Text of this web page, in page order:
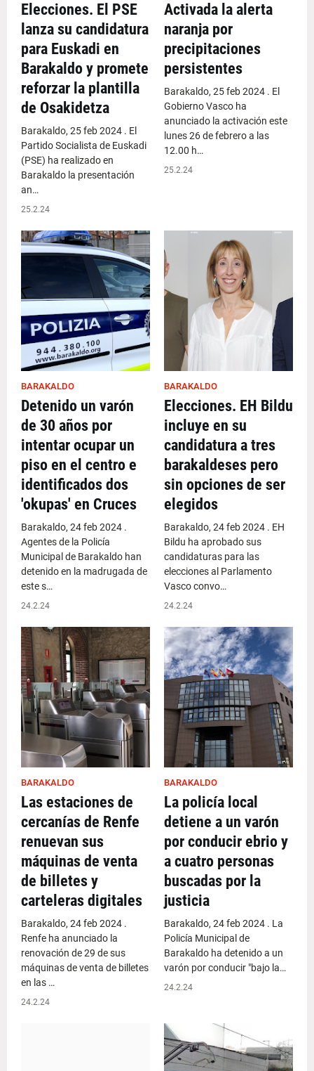
Elecciones. El PSE
lanza su candidatura
para Euskadi en
Barakaldo y promete
reforzar la plantilla
de Osakidetza
Barakaldo, 25 feb 2024 . El
Partido Socialista de Euskadi
(PSE) ha realizado en
Barakaldo la presentación
an…
25.2.24
Activada la alerta
naranja por
precipitaciones
persistentes
Barakaldo, 25 feb 2024 . El
Gobierno Vasco ha
anunciado la activación este
lunes 26 de febrero a las
12.00 h…
25.2.24
BARAKALDO
Detenido un varón
de 30 años por
intentar ocupar un
piso en el centro e
identificados dos
'okupas' en Cruces
Barakaldo, 24 feb 2024 .
Agentes de la Policía
Municipal de Barakaldo han
detenido en la madrugada de
este s…
24.2.24
BARAKALDO
Elecciones. EH Bildu
incluye en su
candidatura a tres
barakaldeses pero
sin opciones de ser
elegidos
Barakaldo, 24 feb 2024 . EH
Bildu ha aprobado sus
candidaturas para las
elecciones al Parlamento
Vasco convo…
24.2.24
BARAKALDO
Las estaciones de
cercanías de Renfe
renuevan sus
máquinas de venta
de billetes y
carteleras digitales
Barakaldo, 24 feb 2024 .
Renfe ha anunciado la
renovación de 29 de sus
máquinas de venta de billetes
en las …
24.2.24
BARAKALDO
La policía local
detiene a un varón
por conducir ebrio y
a cuatro personas
buscadas por la
justicia
Barakaldo, 24 feb 2024 . La
Policía Municipal de
Barakaldo ha detenido a un
varón por conducir "bajo la…
24.2.24